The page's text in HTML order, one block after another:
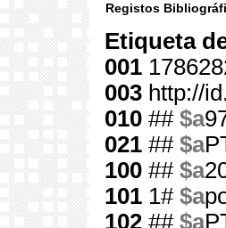
Registos
Etiqueta
001
003 http://
010 ## $a
021 ## $a
100 ## $a
101 1# $a
102 ## $a